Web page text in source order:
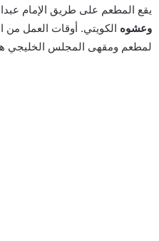
يقع المطعم على طريق الإمام
وعشوه
لمطعم ومقهى المجلس الخليجي هو 920009533، فيما يلي موقع المطعم على قوقل